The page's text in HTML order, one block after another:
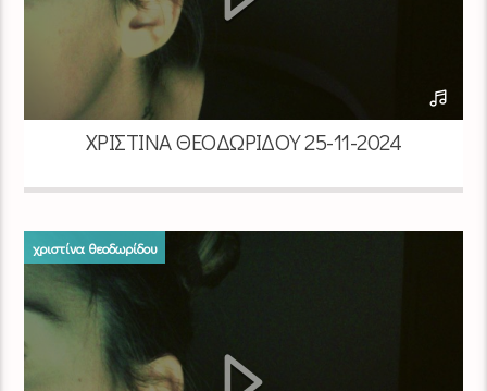
ΧΡΙΣΤΊΝΑ ΘΕΟΔΩΡΊΔΟΥ 25-11-2024
χριστίνα θεοδωρίδου